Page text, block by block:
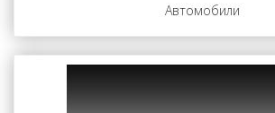
Автомобили